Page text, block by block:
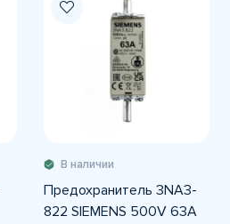
В наличии
Предохранитель 3NA3-
822 SIEMENS 500V 63A